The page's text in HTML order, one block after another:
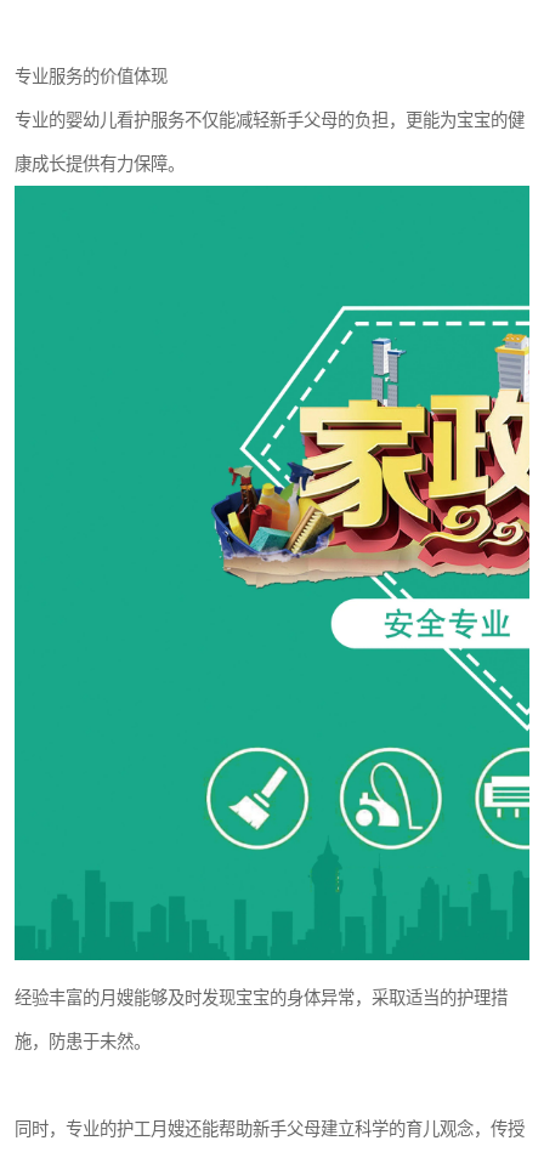
专业服务的价值体现
专业的婴幼儿看护服务不仅能减轻新手父母的负担，更能为宝宝的健
康成长提供有力保障。
经验丰富的月嫂能够及时发现宝宝的身体异常，采取适当的护理措
施，防患于未然。
同时，专业的护工月嫂还能帮助新手父母建立科学的育儿观念，传授